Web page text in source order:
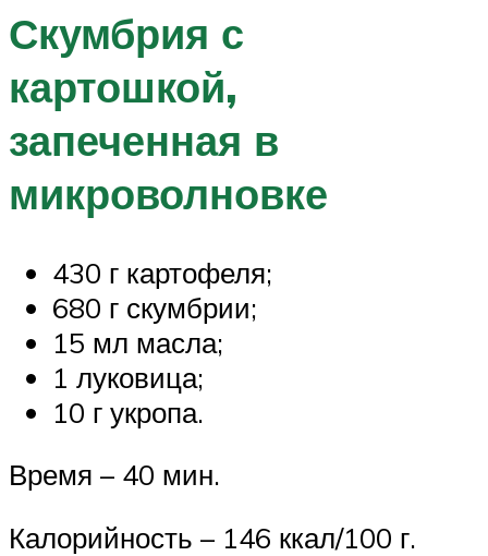
Скумбрия с
картошкой,
запеченная в
микроволновке
430 г картофеля;
680 г скумбрии;
15 мл масла;
1 луковица;
10 г укропа.
Время – 40 мин.
Калорийность – 146 ккал/100 г.